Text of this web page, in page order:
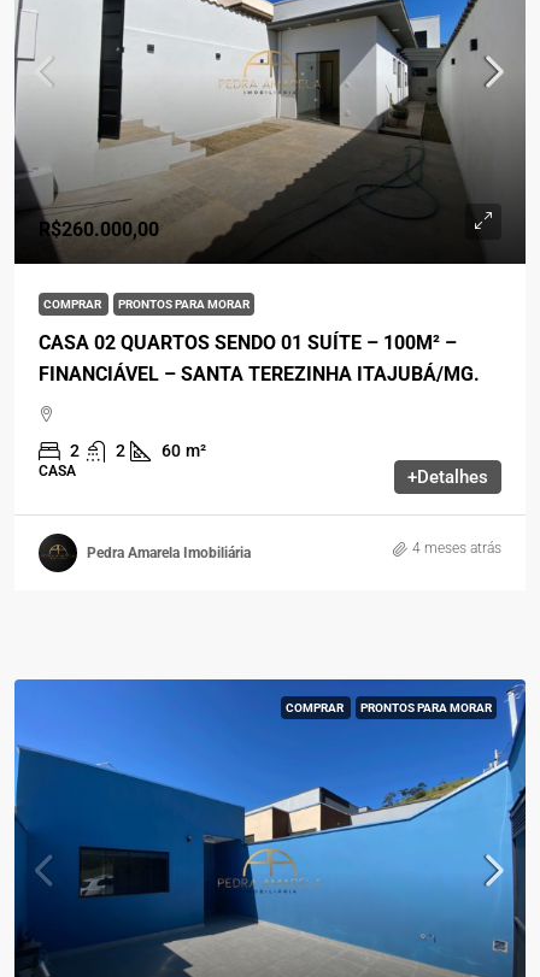
R$260.000,00
COMPRAR PRONTOS PARA MORAR
CASA 02 QUARTOS SENDO 01 SUÍTE – 100M² –
FINANCIÁVEL – SANTA TEREZINHA ITAJUBÁ/MG.
2 2 60 m²
CASA +Detalhes
Pedra Amarela Imobiliária 4 meses atrás
COMPRAR PRONTOS PARA MORAR